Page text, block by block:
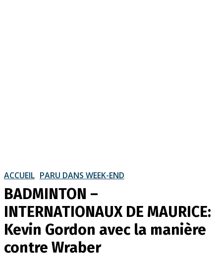
ACCUEIL PARU DANS WEEK-END
BADMINTON –
INTERNATIONAUX DE MAURICE:
Kevin Gordon avec la manière
contre Wraber